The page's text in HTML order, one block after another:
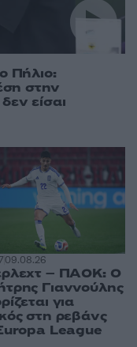
Πήλιο:
στην
είσαι
09.08.26
– ΠΑΟΚ: Ο
Γιαννούλης
για
στη ρεβάνς
League